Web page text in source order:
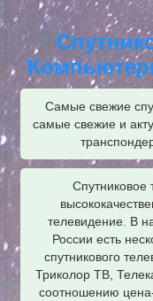
Самые свежие
самые свежие и
Спутниковое
телевидение. В
России есть
спутникового
Триколор ТВ,
соотношению